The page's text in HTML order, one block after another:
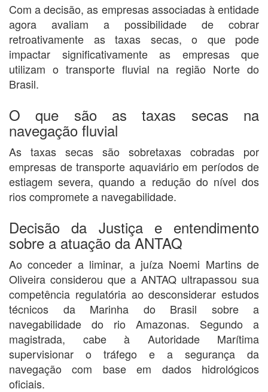
Com a decisão, as empresas associadas à entidade
agora avaliam a possibilidade de cobrar
retroativamente as taxas secas, o que pode
impactar significativamente as empresas que
utilizam o transporte fluvial na região Norte do
Brasil.
O que são as taxas secas na
navegação fluvial
As taxas secas são sobretaxas cobradas por
empresas de transporte aquaviário em períodos de
estiagem severa, quando a redução do nível dos
rios compromete a navegabilidade.
Decisão da Justiça e entendimento
sobre a atuação da ANTAQ
Ao conceder a liminar, a juíza Noemi Martins de
Oliveira considerou que a ANTAQ ultrapassou sua
competência regulatória ao desconsiderar estudos
técnicos da Marinha do Brasil sobre a
navegabilidade do rio Amazonas. Segundo a
magistrada, cabe à Autoridade Marítima
supervisionar o tráfego e a segurança da
navegação com base em dados hidrológicos
oficiais.